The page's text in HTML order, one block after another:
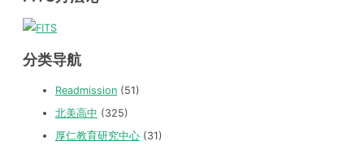
分类导航
Readmission (51)
北美高中 (325)
厚仁教育研究中心 (31)